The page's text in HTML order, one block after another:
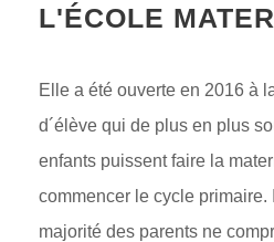
L'ÉCOLE
Elle a été ouverte en 2016 à
d´élève qui de plus en plus
enfants puissent faire la
commencer le cycle
majorité des parents ne